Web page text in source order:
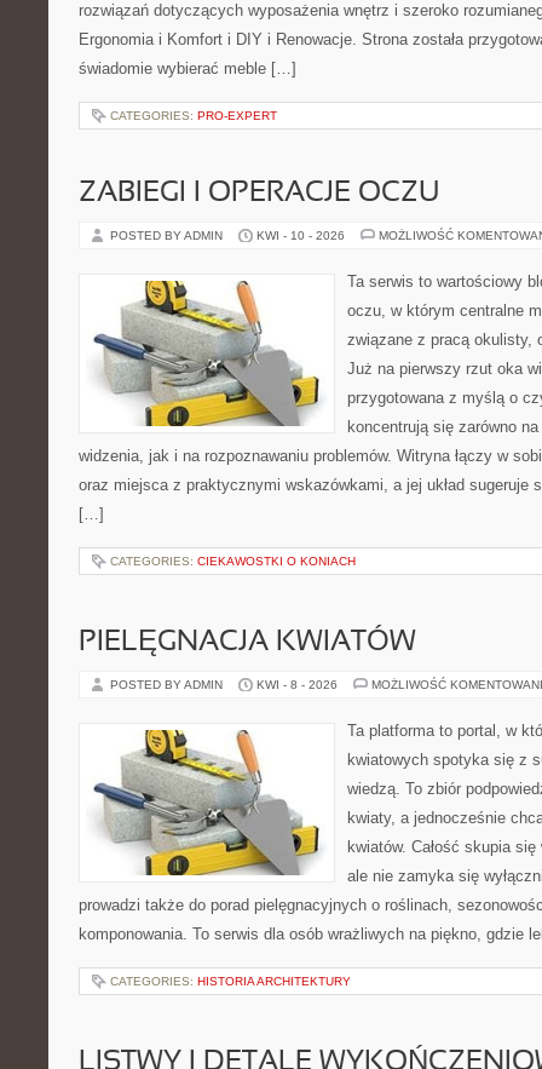
rozwiązań dotyczących wyposażenia wnętrz i szeroko
Ergonomia i Komfort i DIY i Renowacje. Strona została
świadomie wybierać meble […]
CATEGORIES: PRO-EXPERT
ZABIEGI I OPERACJE OCZU
POSTED BY ADMIN KWI - 10 - 2026 MOŻLIWOŚĆ
Ta serwis to wartościowy
oczu, w którym centralne
związane z pracą okulisty,
Już na pierwszy rzut oka
przygotowana z myślą o
koncentrują się zarówno
widzenia, jak i na rozpoznawaniu problemów. Witryna łączy w
oraz miejsca z praktycznymi wskazówkami, a jej układ sugeruje
[…]
CATEGORIES: CIEKAWOSTKI O KONIACH
PIELĘGNACJA KWIATÓW
POSTED BY ADMIN KWI - 8 - 2026 MOŻLIWOŚĆ
Ta platforma to portal, w
kwiatowych spotyka się z
wiedzą. To zbiór
kwiaty, a jednocześnie
kwiatów. Całość skupia
ale nie zamyka się
prowadzi także do porad pielęgnacyjnych o roślinach,
komponowania. To serwis dla osób wrażliwych na piękno, gdzie
CATEGORIES: HISTORIA ARCHITEKTURY
LISTWY I DETALE